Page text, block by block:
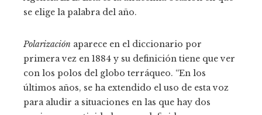
se elige la palabra del año.
Polarización aparece en el diccionario por
primera vez en 1884 y su definición tiene que ver
con los polos del globo terráqueo. “En los
últimos años, se ha extendido el uso de esta voz
para aludir a situaciones en las que hay dos